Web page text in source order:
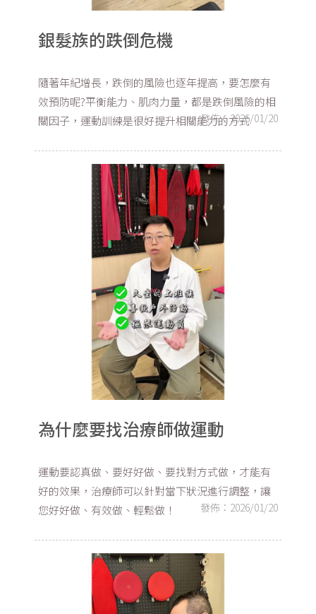
銀髮族的跌倒危機
發佈：2026/01/20
隨著年紀增長，跌倒的風險也逐年提高，要怎麼有
效預防呢?平衡能力、肌肉力量，都是跌倒風險的相
關因子，運動訓練是很好提升相關能力的方式
為什麼要找治療師做運動
發佈：2026/01/20
運動要認真做、要好好做、要找對方式做，才能有
好的效果，治療師可以針對當下狀況進行調整，讓
您好好做、有效做、輕鬆做！